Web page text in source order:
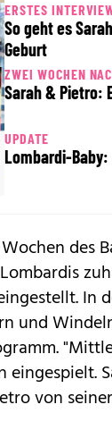
ERSTES
So geht es
Geburt
ZWEI WOCHEN
Sarah & Pietro:
UPDATE
Lombardi-
des
In
und
eingespielt.
von